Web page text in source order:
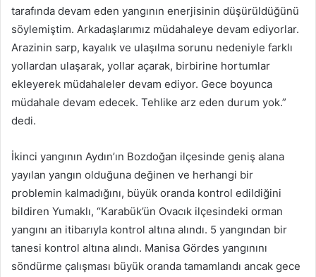
tarafında devam eden yangının enerjisinin düşürüldüğünü
söylemiştim. Arkadaşlarımız müdahaleye devam ediyorlar.
Arazinin sarp, kayalık ve ulaşılma sorunu nedeniyle farklı
yollardan ulaşarak, yollar açarak, birbirine hortumlar
ekleyerek müdahaleler devam ediyor. Gece boyunca
müdahale devam edecek. Tehlike arz eden durum yok.”
dedi.
İkinci yangının Aydın’ın Bozdoğan ilçesinde geniş alana
yayılan yangın olduğuna değinen ve herhangi bir
problemin kalmadığını, büyük oranda kontrol edildiğini
bildiren Yumaklı, “Karabük’ün Ovacık ilçesindeki orman
yangını an itibarıyla kontrol altına alındı. 5 yangından bir
tanesi kontrol altına alındı. Manisa Gördes yangınını
söndürme çalışması büyük oranda tamamlandı ancak gece